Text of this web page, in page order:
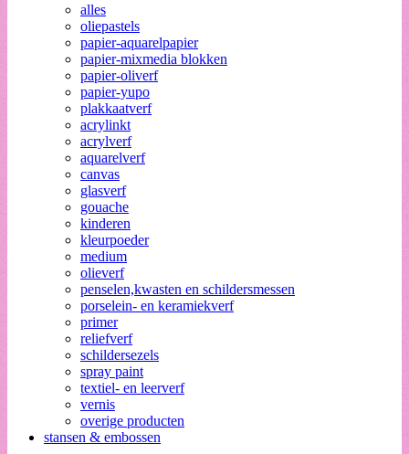
alles
oliepastels
papier-aquarelpapier
papier-mixmedia blokken
papier-oliverf
papier-yupo
plakkaatverf
acrylinkt
acrylverf
aquarelverf
canvas
glasverf
gouache
kinderen
kleurpoeder
medium
olieverf
penselen,kwasten en schildersmessen
porselein- en keramiekverf
primer
reliefverf
schildersezels
spray paint
textiel- en leerverf
vernis
overige producten
stansen & embossen